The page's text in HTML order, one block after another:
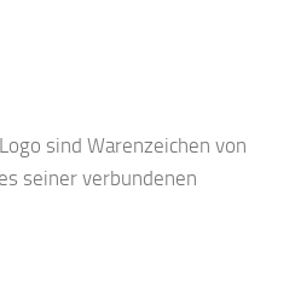
sind Warenzeichen von
seiner verbundenen